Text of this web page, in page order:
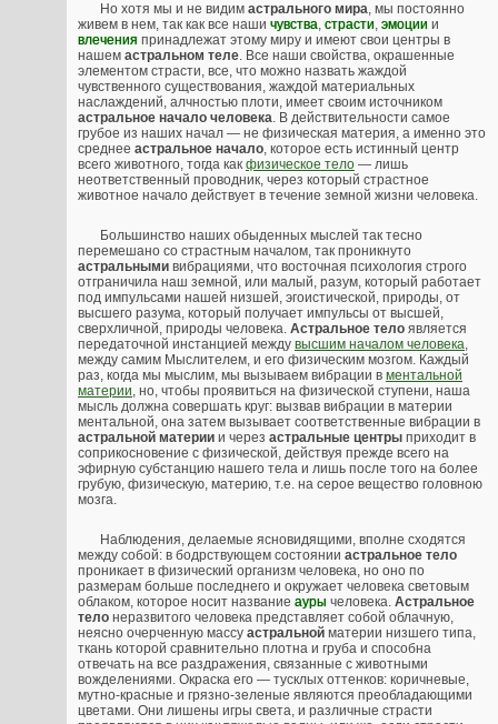
Но хотя мы и не видим астрального мира, мы постоянно
живем в нем, так как все наши чувства, страсти, эмоции и
влечения принадлежат этому миру и имеют свои центры в
нашем астральном теле. Все наши свойства, окрашенные
элементом страсти, все, что можно назвать жаждой
чувственного существования, жаждой материальных
наслаждений, алчностью плоти, имеет своим источником
астральное начало человека. В действительности самое
грубое из наших начал — не физическая материя, а именно это
среднее астральное начало, которое есть истинный центр
всего животного, тогда как физическое тело — лишь
неответственный проводник, через который страстное
животное начало действует в течение земной жизни человека.
Большинство наших обыденных мыслей так тесно
перемешано со страстным началом, так проникнуто
астральными вибрациями, что восточная психология строго
отграничила наш земной, или малый, разум, который работает
под импульсами нашей низшей, эгоистической, природы, от
высшего разума, который получает импульсы от высшей,
сверхличной, природы человека. Астральное тело является
передаточной инстанцией между высшим началом человека,
между самим Мыслителем, и его физическим мозгом. Каждый
раз, когда мы мыслим, мы вызываем вибрации в ментальной
материи, но, чтобы проявиться на физической ступени, наша
мысль должна совершать круг: вызвав вибрации в материи
ментальной, она затем вызывает соответственные вибрации в
астральной материи и через астральные центры приходит в
соприкосновение с физической, действуя прежде всего на
эфирную субстанцию нашего тела и лишь после того на более
грубую, физическую, материю, т.е. на серое вещество головною
мозга.
Наблюдения, делаемые ясновидящими, вполне сходятся
между собой: в бодрствующем состоянии астральное тело
проникает в физический организм человека, но оно по
размерам больше последнего и окружает человека световым
облаком, которое носит название ауры человека. Астральное
тело неразвитого человека представляет собой облачную,
неясно очерченную массу астральной материи низшего типа,
ткань которой сравнительно плотна и груба и способна
отвечать на все раздражения, связанные с животными
вожделениями. Окраска его — тусклых оттенков: коричневые,
мутно-красные и грязно-зеленые являются преобладающими
цветами. Они лишены игры света, и различные страсти